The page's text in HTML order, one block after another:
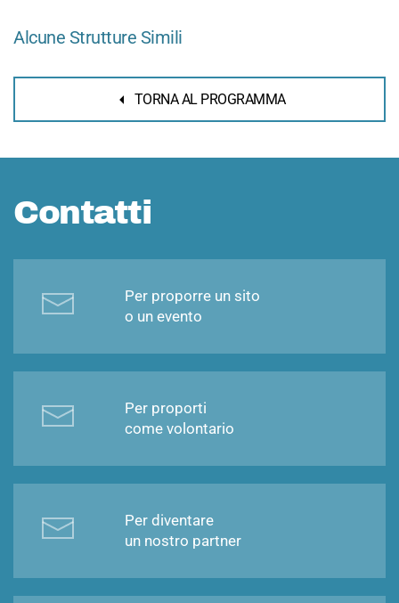
Alcune Strutture Simili
TORNA AL PROGRAMMA
Contatti
Per proporre un sito
o un evento
Per proporti
come volontario
Per diventare
un nostro partner